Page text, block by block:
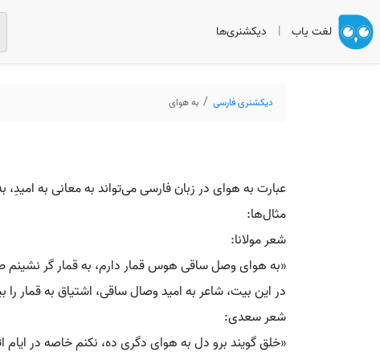
لغت یاب | دیکشنری‌ها
دیکشنری فارسی به هوای
عبارت به هوای در زبان فارسی می‌تواند به معانی به
مثال‌ها:
شعر مولانا:
«به هوای وصل ساقی هوس قمار دارم، به قمار گر نشینم
در این بیت، شاعر به امید وصال ساقی، اشتیاق به قمار را
شعر سعدی:
«خلق گویند برو دل به هوای دگری ده، نکنم خاصه در ایام